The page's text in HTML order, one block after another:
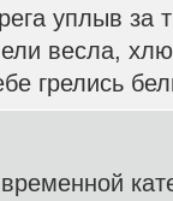
уплыв за
весла,
грелись